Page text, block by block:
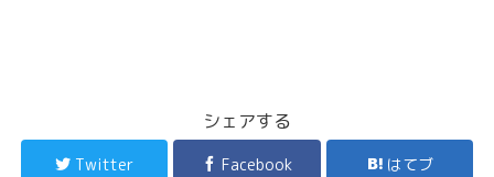
シェアする
Twitter Facebook はてブ